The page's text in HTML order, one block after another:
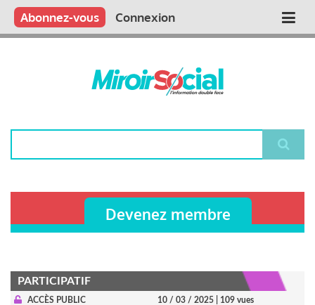
Aller
contenu
Main
Qui sommes nous ?
Vous publiez
Nous publions
Contactez-nous
Abonnez-vous Connexion
Devenez membre
PARTICIPATIF
ACCÈS PUBLIC 10 / 03 / 2025 | 109 vues